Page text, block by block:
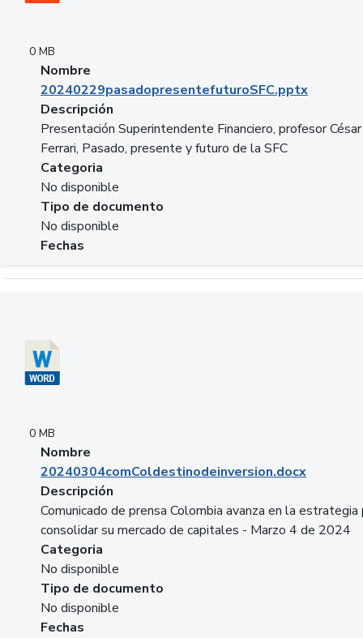
0 MB
Nombre
20240229pasadopresentefuturoSFC.pptx
Descripción
Presentación Superintendente Financiero, profesor César
Ferrari, Pasado, presente y futuro de la SFC
Categoria
No disponible
Tipo de documento
No disponible
Fechas
0 MB
Nombre
20240304comColdestinodeinversion.docx
Descripción
Comunicado de prensa Colombia avanza en la estrategia
consolidar su mercado de capitales - Marzo 4 de 2024
Categoria
No disponible
Tipo de documento
No disponible
Fechas